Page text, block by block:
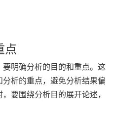
点
明确分析的目的和重点。这
析的重点，避免分析结果偏
要围绕分析目的展开论述，